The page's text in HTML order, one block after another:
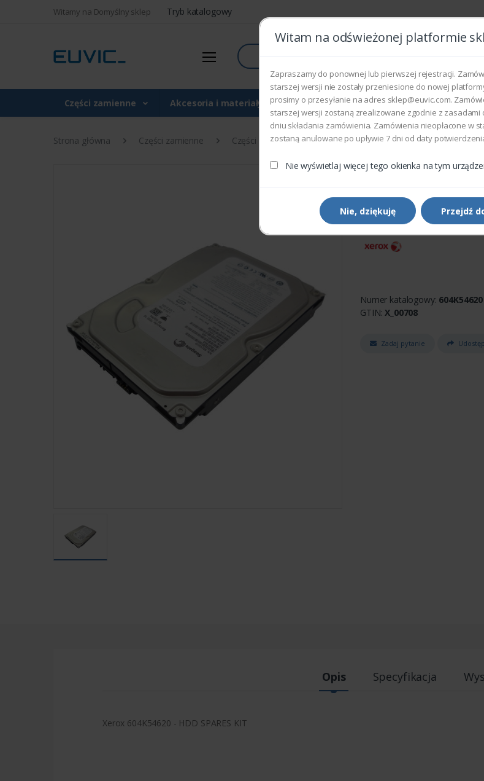
Witamy na Domyślny sklep Tryb katalogowy
Szukaj
Części zamienne Akcesoria i materiały eksploatacyjne
Witam na odświeżonej platformie
Zapraszamy do ponownej lub pierwszej rejestracji.
starszej wersji nie zostały przeniesione do nowej
prosimy o przesyłanie na adres sklep@euvic.com.
starszej wersji zostaną zrealizowane zgodnie z zasadami
dniu składania zamówienia. Zamówienia nieopłacone w
zostaną anulowane po upływie 7 dni od daty
Nie wyświetlaj więcej tego okienka na tym
Nie, dziękuję Przejdź
Strona główna Części zamienne Części do drukarek i kopiarek Xerox 604K54620 - HDD
Części do drukarek i kopiarek
Xerox 604K54620
KIT
Numer katalogowy: 604K54620
GTIN:X_00708
Zadaj pytanie
Opis Specyfikacja
Xerox 604K54620 - HDD SPARES KIT